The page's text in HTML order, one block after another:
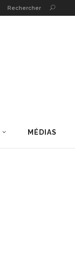
Rechercher
MÉDIAS